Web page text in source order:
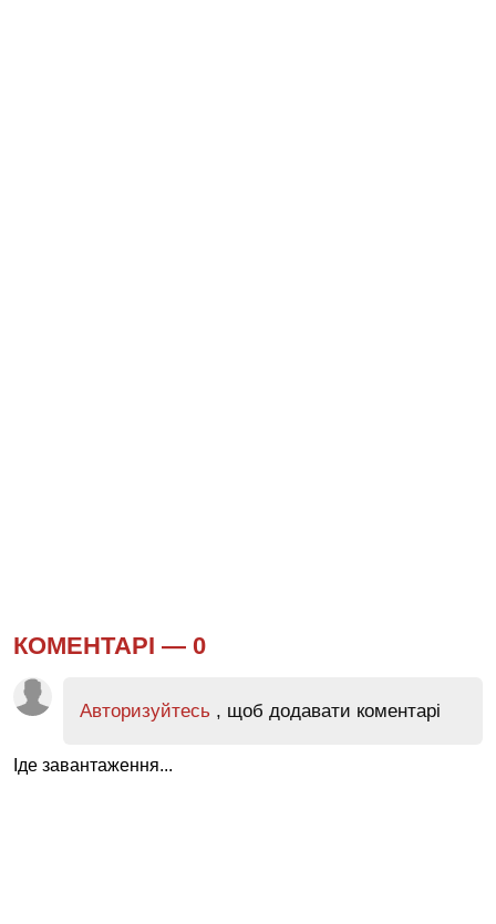
КОМЕНТАРІ — 0
Авторизуйтесь , щоб додавати коментарі
Іде завантаження...